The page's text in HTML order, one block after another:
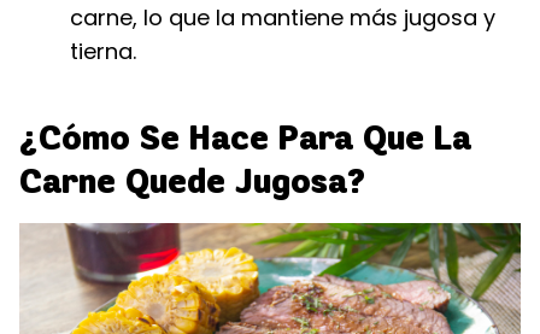
carne, lo que la mantiene más jugosa y
tierna.
¿Cómo Se Hace Para Que La
Carne Quede Jugosa?